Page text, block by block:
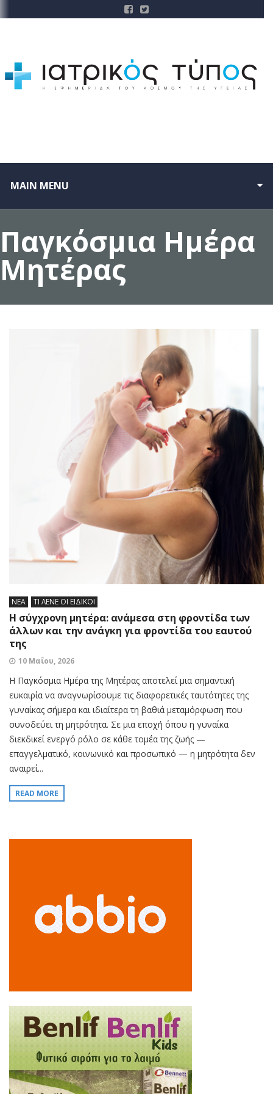
MAIN MENU
Παγκόσμια Ημέρα
Μητέρας
ΝΕΑ ΤΙ ΛΕΝΕ ΟΙ ΕΙΔΙΚΟΙ
Η σύγχρονη μητέρα: ανάμεσα στη φροντίδα των
άλλων και την ανάγκη για φροντίδα του εαυτού
της
10 Μαΐου, 2026
Η Παγκόσμια Ημέρα της Μητέρας αποτελεί μια σημαντική
ευκαιρία να αναγνωρίσουμε τις διαφορετικές ταυτότητες της
γυναίκας σήμερα και ιδιαίτερα τη βαθιά μεταμόρφωση που
συνοδεύει τη μητρότητα. Σε μια εποχή όπου η γυναίκα
διεκδικεί ενεργό ρόλο σε κάθε τομέα της ζωής —
επαγγελματικό, κοινωνικό και προσωπικό — η μητρότητα δεν
αναιρεί...
READ MORE